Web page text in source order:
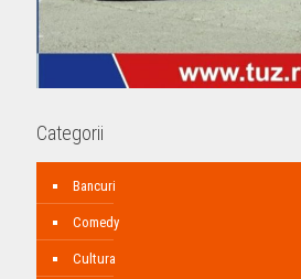
Categorii
Bancuri
Comedy
Cultura